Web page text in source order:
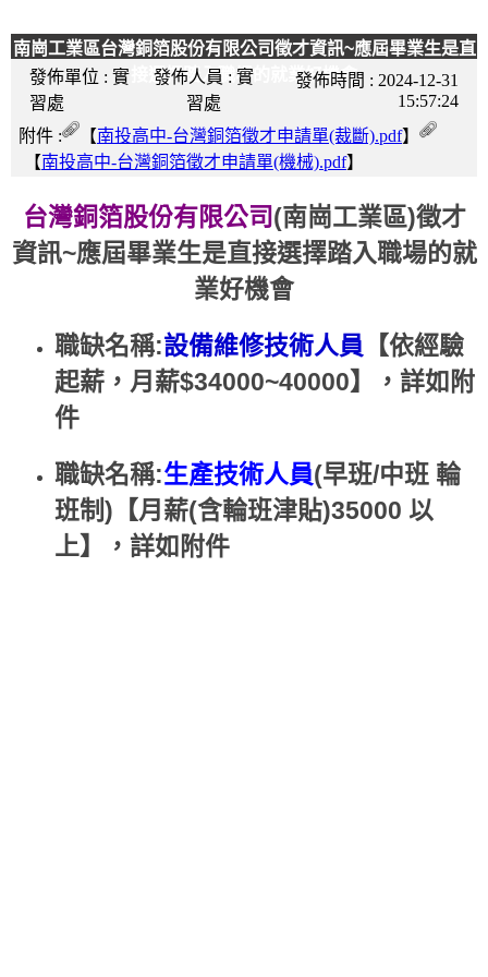
南崗工業區台灣銅箔股份有限公司徵才資訊~應屆畢業生是直
接選擇踏入職場的就業好機會
發佈單位 : 實
習處
發佈人員 : 實
習處
發佈時間 : 2024-12-31
15:57:24
附件 :
【南投高中-台灣銅箔徵才申請單(裁斷).pdf】
【南投高中-台灣銅箔徵才申請單(機械).pdf】
台灣銅箔股份有限公司(南崗工業區)徵才
資訊~應屆畢業生是直接選擇踏入職場的就
業好機會
職缺名稱:設備維修技術人員 【依經驗
起薪，月薪$34000~40000】，詳如附
件
職缺名稱:生產技術人員(早班/中班 輪
班制)【月薪(含輪班津貼)35000 以
上】，詳如附件